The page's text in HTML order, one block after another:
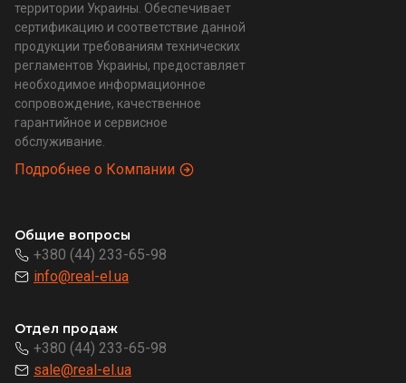
территории Украины. Обеспечивает
сертификацию и соответствие данной
продукции требованиям технических
регламентов Украины, предоставляет
необходимое информационное
сопровождение, качественное
гарантийное и сервисное
обслуживание.
Подробнее о Компании
Общие вопросы
+380 (44) 233-65-98
info@real-el.ua
Отдел продаж
+380 (44) 233-65-98
sale@real-el.ua